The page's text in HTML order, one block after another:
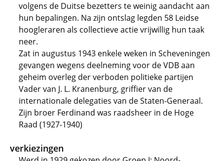
volgens de Duitse bezetters te weinig aandacht aan
hun bepalingen. Na zijn ontslag legden 58 Leidse
hoogleraren als collectieve actie vrijwillig hun taak
neer.
Zat in augustus 1943 enkele weken in Scheveningen
gevangen wegens deelneming voor de VDB aan
geheim overleg der verboden politieke partijen
Vader van J. L. Kranenburg, griffier van de
internationale delegaties van de Staten-Generaal.
Zijn broer Ferdinand was raadsheer in de Hoge
Raad (1927-1940)
verkiezingen